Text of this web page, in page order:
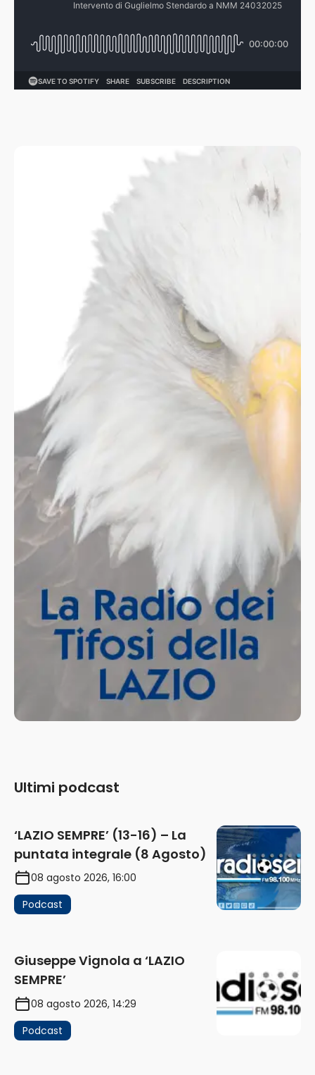
Ultimi podcast
‘LAZIO SEMPRE’ (13-16) – La
puntata integrale (8 Agosto)
08 agosto 2026, 16:00
Podcast
Giuseppe Vignola a ‘LAZIO
SEMPRE’
08 agosto 2026, 14:29
Podcast